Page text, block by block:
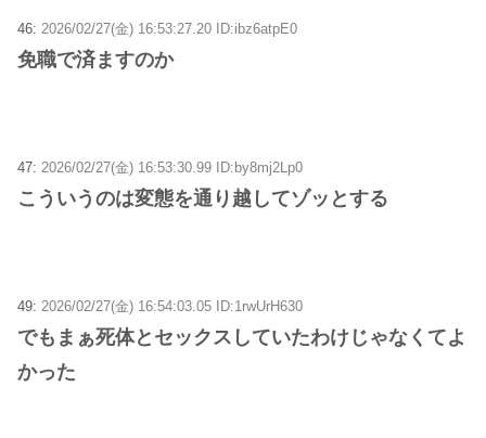
46: 2026/02/27(金) 16:53:27.20 ID:ibz6atpE0
免職で済ますのか
47: 2026/02/27(金) 16:53:30.99 ID:by8mj2Lp0
こういうのは変態を通り越してゾッとする
49: 2026/02/27(金) 16:54:03.05 ID:1rwUrH630
でもまぁ死体とセックスしていたわけじゃなくてよ
かった